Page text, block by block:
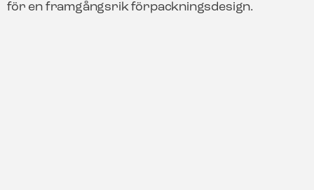
för en framgångsrik förpackningsdesign.